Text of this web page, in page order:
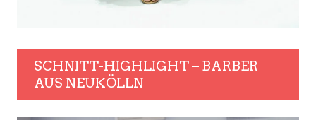
SCHNITT-HIGHLIGHT – BARBER
AUS NEUKÖLLN